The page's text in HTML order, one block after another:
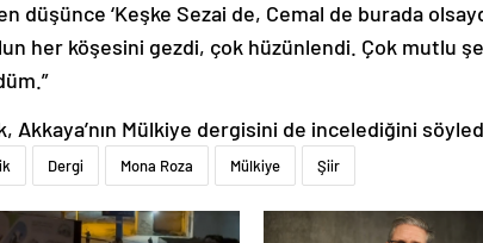
düşünce ‘Keşke Sezai de, Cemal de burada
her köşesini gezdi, çok hüzünlendi. Çok mutlu
Akkaya’nın Mülkiye dergisini de incelediğini
Dergi Mona Roza Mülkiye Şiir